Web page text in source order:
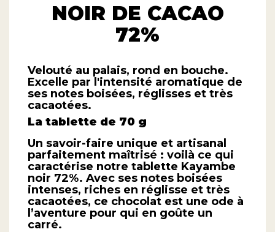
NOIR DE CACAO
72%
Velouté au palais, rond en bouche.
Excelle par l'intensité aromatique de
ses notes boisées, réglisses et très
cacaotées.
La tablette de 70 g
Un savoir-faire unique et artisanal
parfaitement maîtrisé : voilà ce qui
caractérise notre tablette Kayambe
noir 72%. Avec ses notes boisées
intenses, riches en réglisse et très
cacaotées, ce chocolat est une ode à
l’aventure pour qui en goûte un
carré.